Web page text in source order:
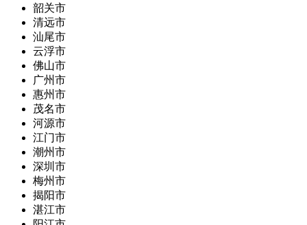
韶关市
清远市
汕尾市
云浮市
佛山市
广州市
惠州市
茂名市
河源市
江门市
潮州市
深圳市
梅州市
揭阳市
湛江市